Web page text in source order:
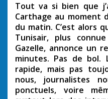
Tout va si bien que
Carthage au moment
du matin. C’est alors
Tunisair, plus
Gazelle, annonce un
minutes. Pas de bol.
rapide, mais pas
nous, journalistes
ponctuels, voire